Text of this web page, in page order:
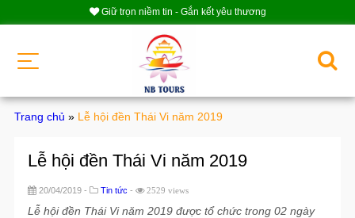
Giữ trọn niềm tin - Gắn kết yêu thương
Trang chủ » Lễ hội đền Thái Vi năm 2019
Lễ hội đền Thái Vi năm 2019
20/04/2019 - Tin tức - 2529 views
Lễ hội đền Thái Vi năm 2019 được tổ chức trong 02 ngày